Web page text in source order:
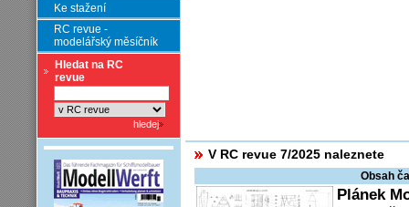
Ke stažení
RC revue -
modelářský měsíčník
Hledat na RC
revue
V RC revue 7/2025 naleznete
Obsah
Plánek